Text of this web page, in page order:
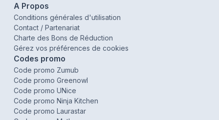
A Propos
Conditions générales d'utilisation
Contact / Partenariat
Charte des Bons de Réduction
Gérez vos préférences de cookies
Codes promo
Code promo Zumub
Code promo Greenowl
Code promo UNice
Code promo Ninja Kitchen
Code promo Laurastar